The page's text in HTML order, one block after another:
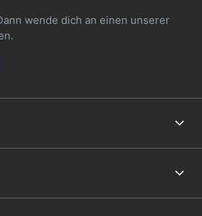
wende dich an einen unserer